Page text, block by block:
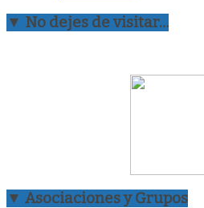
▼ No dejes de visitar…
▼ Asociaciones y Grupos